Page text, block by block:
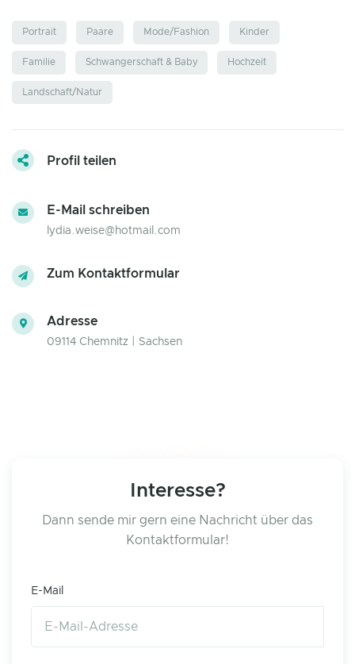
Portrait Paare Mode/Fashion Kinder
Familie Schwangerschaft & Baby Hochzeit
Landschaft/Natur
Profil teilen
E-Mail schreiben
lydia.weise@hotmail.com
Zum Kontaktformular
Adresse
09114 Chemnitz | Sachsen
Interesse?
Dann sende mir gern eine Nachricht über das
Kontaktformular!
E-Mail